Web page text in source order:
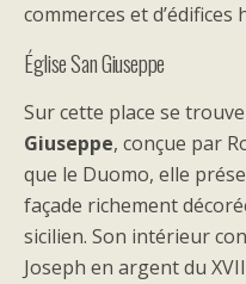
commerces et d’édifices
Église San Giuseppe
Sur cette place se trouve
Giuseppe, conçue par
que le Duomo, elle
façade richement
sicilien. Son intérieur
Joseph en argent du